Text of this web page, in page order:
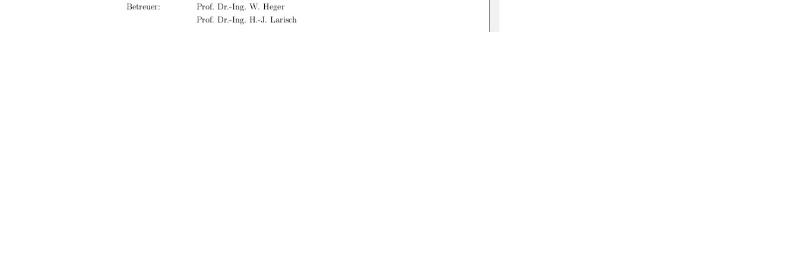
Betreuer:
Prof. Dr.-Ing. W. Heger
Prof. Dr.-Ing. H.-J. Larisch